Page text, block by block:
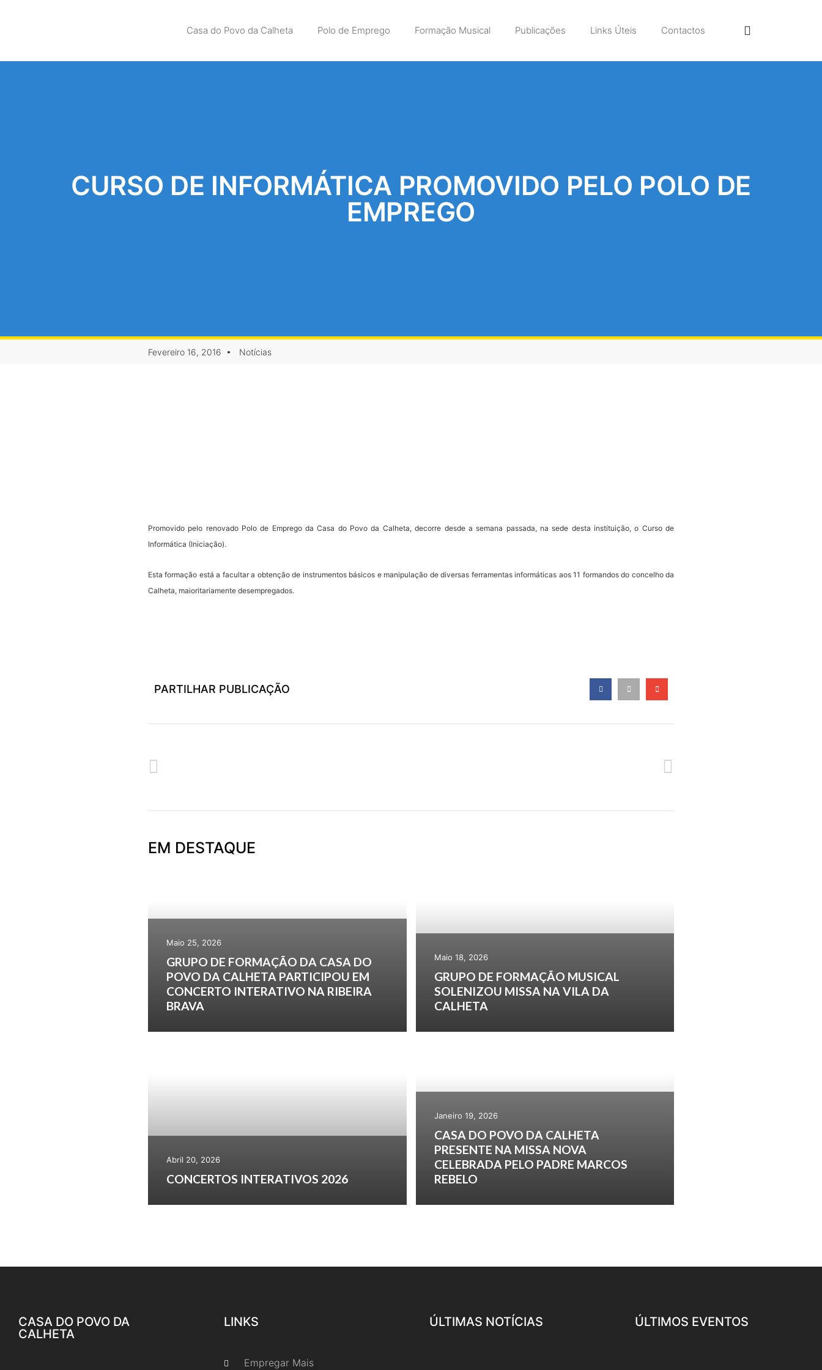
Casa do Povo da Calheta Polo de Emprego Formação Musical Publicações Links Úteis Contactos
CURSO DE INFORMÁTICA PROMOVIDO PELO POLO DE
EMPREGO
Fevereiro 16, 2016 Notícias
Promovido pelo renovado Polo de Emprego da Casa do Povo da Calheta, decorre desde a semana passada, na sede desta instituição, o Curso de
Informática (Iniciação).
Esta formação está a facultar a obtenção de instrumentos básicos e manipulação de diversas ferramentas informáticas aos 11 formandos do concelho da
Calheta, maioritariamente desempregados.
PARTILHAR PUBLICAÇÃO
EM DESTAQUE
Maio 25, 2026
GRUPO DE FORMAÇÃO DA CASA DO
POVO DA CALHETA PARTICIPOU EM
CONCERTO INTERATIVO NA RIBEIRA
BRAVA
Maio 18, 2026
GRUPO DE FORMAÇÃO MUSICAL
SOLENIZOU MISSA NA VILA DA
CALHETA
Abril 20, 2026
CONCERTOS INTERATIVOS 2026
Janeiro 19, 2026
CASA DO POVO DA CALHETA
PRESENTE NA MISSA NOVA
CELEBRADA PELO PADRE MARCOS
REBELO
CASA DO POVO DA
CALHETA
LINKS
Empregar Mais
ÚLTIMAS NOTÍCIAS ÚLTIMOS EVENTOS